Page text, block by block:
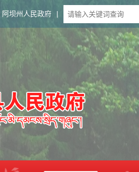
阿坝州人民政府 |